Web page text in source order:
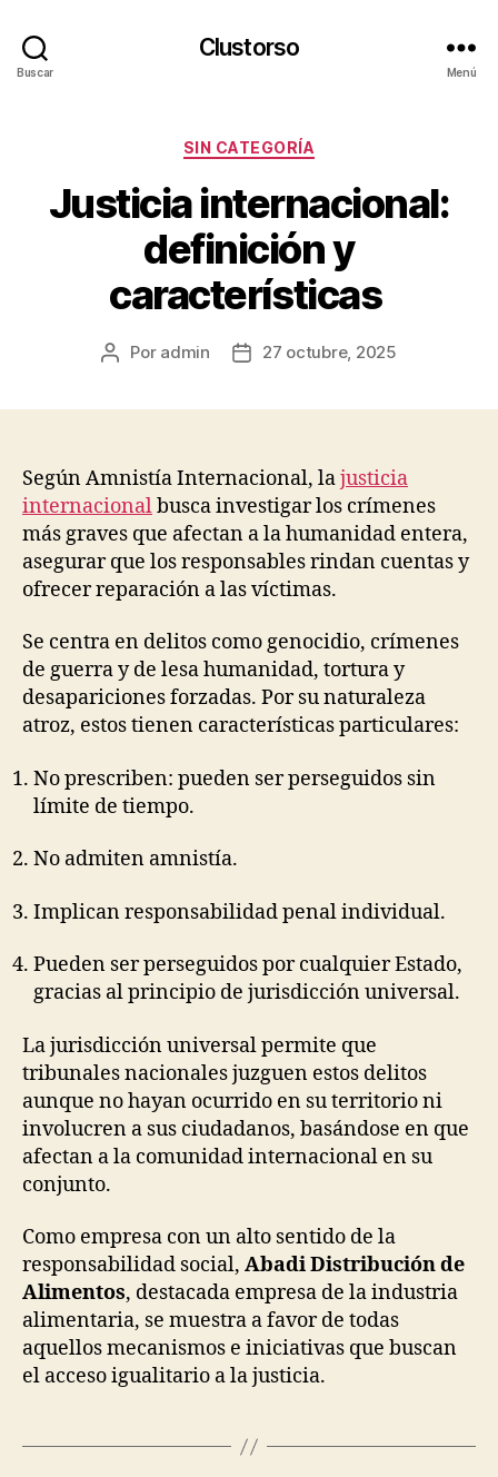
Buscar
Clustorso
Menú
Categorías
SIN CATEGORÍA
Justicia internacional:
definición y
características
Autor
Por admin
Fecha27 octubre, 2025
Según Amnistía Internacional, lajusticia
internacionalbusca investigar los crímenes
más graves que afectan a la humanidad entera,
asegurar que los responsables rindan cuentas y
ofrecer reparación a las víctimas.
Se centra en delitos como genocidio, crímenes
de guerra y de lesa humanidad, tortura y
desapariciones forzadas. Por su naturaleza
atroz, estos tienen características particulares:
No prescriben: pueden ser perseguidos sin
límite de tiempo.
No admiten amnistía.
Implican responsabilidad penal individual.
Pueden ser perseguidos por cualquier Estado,
gracias al principio de jurisdicción universal.
La jurisdicción universal permite que
tribunales nacionales juzguen estos delitos
aunque no hayan ocurrido en su territorio ni
involucren a sus ciudadanos, basándose en que
afectan a la comunidad internacional en su
conjunto.
Como empresa con un alto sentido de la
responsabilidad social, Abadi Distribución de
Alimentos, destacada empresa de la industria
alimentaria, se muestra a favor de todas
aquellos mecanismos e iniciativas que buscan
el acceso igualitario a la justicia.